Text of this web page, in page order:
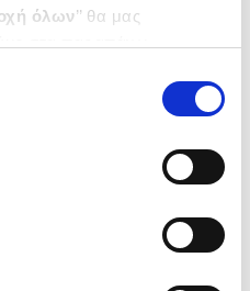
όλων’’ θα μας
από τα παρακάτω με την
να ενημερωθείτε σχετικά με